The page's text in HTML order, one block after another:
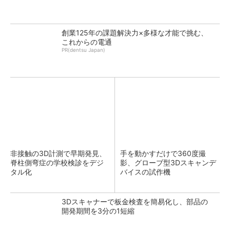
創業125年の課題解決力×多様な才能で挑む、
これからの電通
PR(dentsu Japan)
非接触の3D計測で早期発見、
脊柱側弯症の学校検診をデジ
タル化
手を動かすだけで360度撮
影、グローブ型3Dスキャンデ
バイスの試作機
3Dスキャナーで板金検査を簡易化し、部品の
開発期間を3分の1短縮